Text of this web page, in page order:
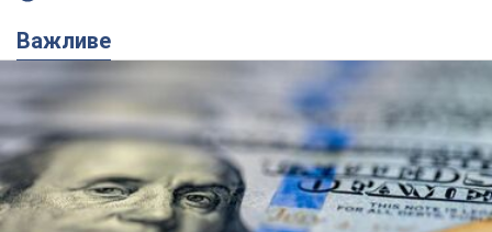
Важливе